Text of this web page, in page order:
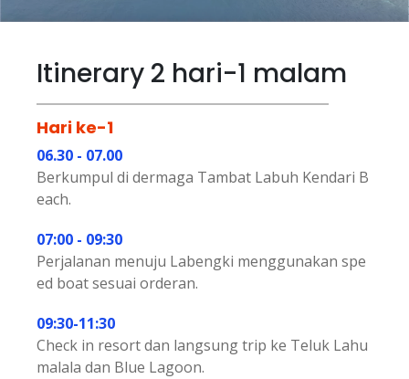
Itinerary 2 hari-1 malam
Hari ke-1
06.30 - 07.00
Berkumpul di dermaga Tambat Labuh Kendari B
each.
07:00 - 09:30
Perjalanan menuju Labengki menggunakan spe
ed boat sesuai orderan.
09:30-11:30
Check in resort dan langsung trip ke Teluk Lahu
malala dan Blue Lagoon.